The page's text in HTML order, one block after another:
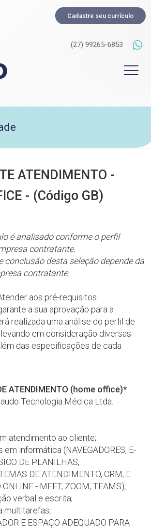
Cadastre seu currículo
(27) 99265-6853
ATENDIMENTO -
- (Código GB)
é analisado conforme o perfil
contratante.
conclusão desta seleção depende da
contratante.
aos pré-requisitos
a sua aprovação para a
realizada uma análise do perfil de
em consideração diversas
das especificações de cada
ATENDIMENTO (home office)*
Tecnologia Médica Ltda.
atendimento ao cliente;
informática (NAVEGADORES, E-
DE PLANILHAS,
DE ATENDIMENTO, CRM, E
- MEET, ZOOM, TEAMS);
verbal e escrita;
multitarefas;
E ESPAÇO ADEQUADO PARA